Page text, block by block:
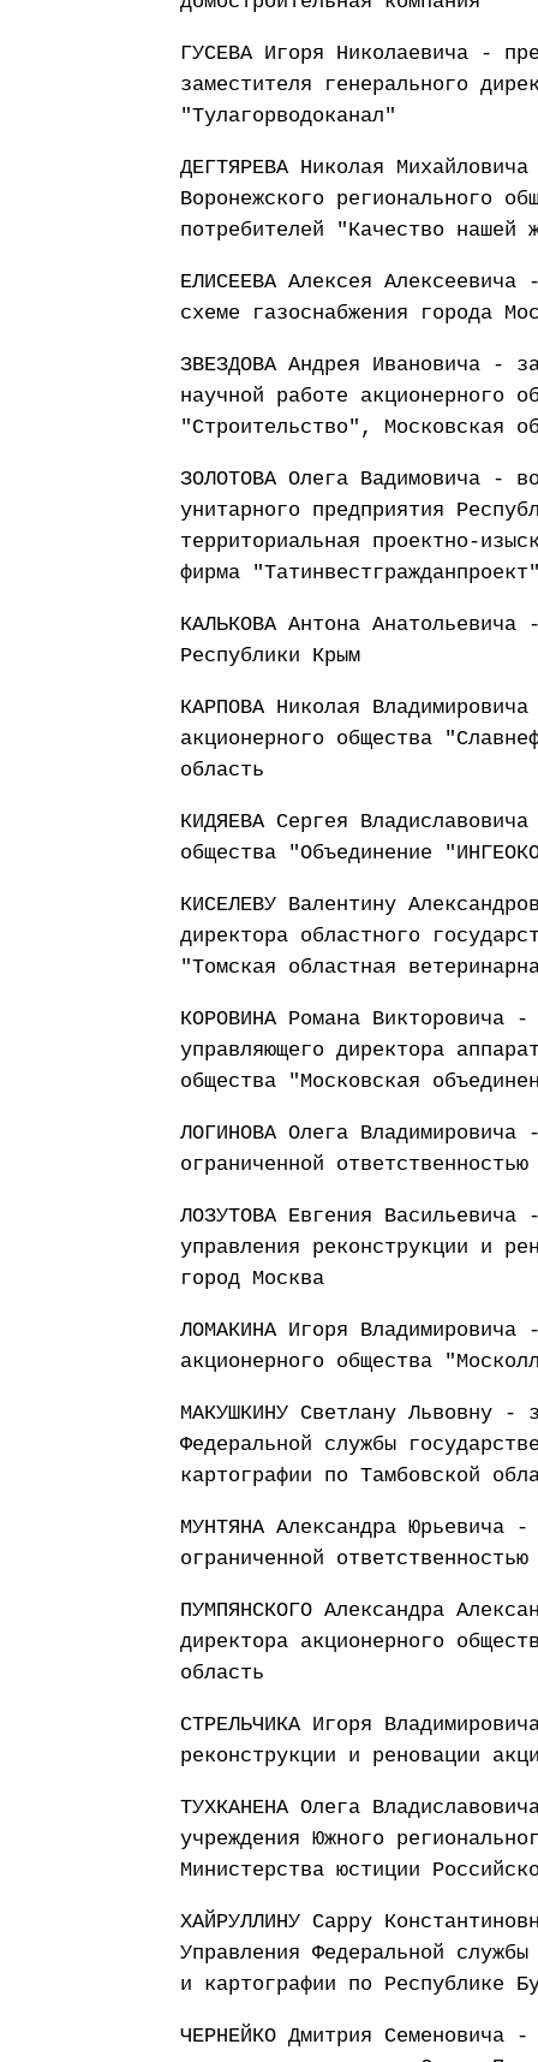
ГУСЕВА Игоря Николаевича -
заместителя генерального
"Тулагорводоканал"
ДЕГТЯРЕВА Николая
Воронежского регионального
потребителей "Качество нашей
ЕЛИСЕЕВА Алексея Алексеевича
схеме газоснабжения города
ЗВЕЗДОВА Андрея Ивановича -
научной работе акционерного
"Строительство", Московская
ЗОЛОТОВА Олега Вадимовича -
унитарного предприятия
территориальная проектно-
фирма
КАЛЬКОВА Антона Анатольевича
Республики Крым
КАРПОВА Николая
акционерного общества
область
КИДЯЕВА Сергея
общества "Объединение
КИСЕЛЕВУ Валентину
директора областного
"Томская областная
КОРОВИНА Романа Викторовича
управляющего директора
общества "Московская
ЛОГИНОВА Олега Владимировича
ограниченной
ЛОЗУТОВА Евгения
управления реконструкции и
город Москва
ЛОМАКИНА Игоря Владимировича
акционерного общества
МАКУШКИНУ Светлану Львовну -
Федеральной службы
картографии по Тамбовской
МУНТЯНА Александра Юрьевича
ограниченной
ПУМПЯНСКОГО Александра
директора акционерного
область
СТРЕЛЬЧИКА Игоря
реконструкции и реновации
ТУХКАНЕНА Олега
учреждения Южного
Министерства юстиции
ХАЙРУЛЛИНУ Сарру
Управления Федеральной
и картографии по Республике
ЧЕРНЕЙКО Дмитрия Семеновича